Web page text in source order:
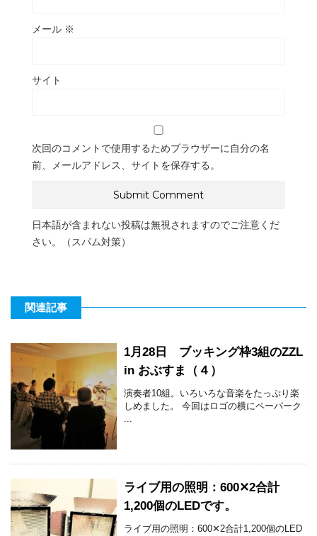
メール ※
サイト
次回のコメントで使用するためブラウザーに自分の名
前、メールアドレス、サイトを保存する。
日本語が含まれない投稿は無視されますのでご注意くだ
さい。（スパム対策）
関連記事
1月28日 ブッキング枠3組のZZL
in おぶすま（４）
演奏者10組。いろいろな音楽をたっぷり楽
しめました。 今回はロゴの横にペーパーク
...
ライブ用の照明：600✕2合計
1,200個のLEDです。
ライブ用の照明：600✕2合計1,200個のLED